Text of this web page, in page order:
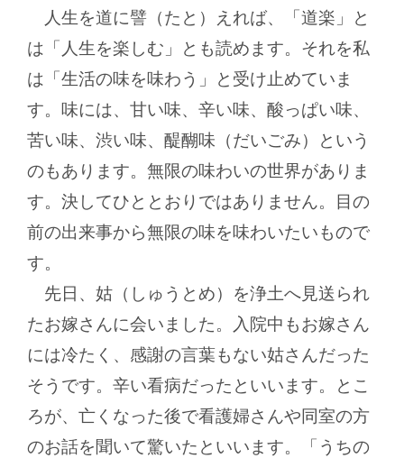
人生を道に譬（たと）えれば、「道楽」と
は「人生を楽しむ」とも読めます。それを私
は「生活の味を味わう」と受け止めていま
す。味には、甘い味、辛い味、酸っぱい味、
苦い味、渋い味、醍醐味（だいごみ）という
のもあります。無限の味わいの世界がありま
す。決してひととおりではありません。目の
前の出来事から無限の味を味わいたいもので
す。
先日、姑（しゅうとめ）を浄土へ見送られ
たお嫁さんに会いました。入院中もお嫁さん
には冷たく、感謝の言葉もない姑さんだった
そうです。辛い看病だったといいます。とこ
ろが、亡くなった後で看護婦さんや同室の方
のお話を聞いて驚いたといいます。「うちの